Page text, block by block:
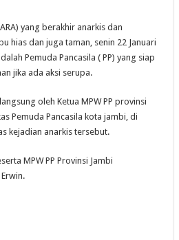
yang berakhir anarkis dan
hias dan juga taman, senin 22 Januari
Pemuda Pancasila ( PP) yang siap
jika ada aksi serupa.
oleh Ketua MPW PP provinsi
Pemuda Pancasila kota jambi, di
kejadian anarkis tersebut.
MPW PP Provinsi Jambi